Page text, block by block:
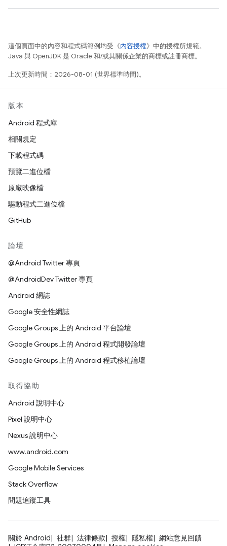
這個頁面中的內容和程式碼範例均受《內容授權》中的授權所規範。
Java 與 OpenJDK 是 Oracle 和/或其關係企業的商標或註冊商標。
上次更新時間：2026-08-01 (世界標準時間)。
版本
Android 程式庫
相關規定
下載程式碼
預覽二進位檔
原廠映像檔
驅動程式二進位檔
GitHub
論壇
@Android Twitter 專頁
@AndroidDev Twitter 專頁
Android 網誌
Google 安全性網誌
Google Groups 上的 Android 平台論壇
Google Groups 上的 Android 程式開發論壇
Google Groups 上的 Android 程式移植論壇
取得協助
Android 說明中心
Pixel 說明中心
Nexus 說明中心
www.android.com
Google Mobile Services
Stack Overflow
問題追蹤工具
關於 Android 社群 法律條款 授權 隱私權
網站意見回饋